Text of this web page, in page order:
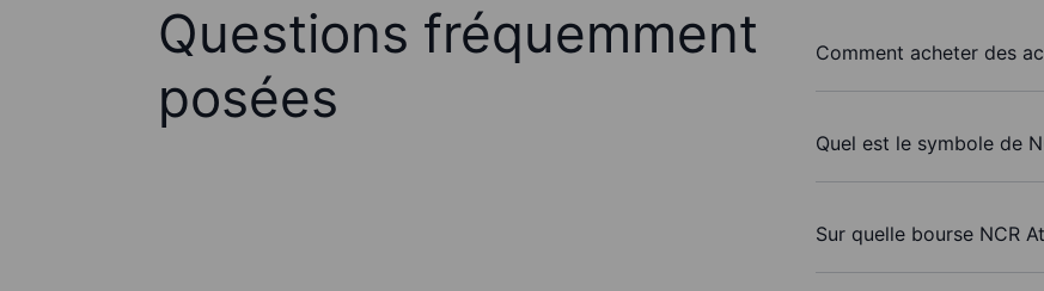
Questions fréquemment
posées
Comment acheter des
Quel est le symbole de
Sur quelle bourse NCR